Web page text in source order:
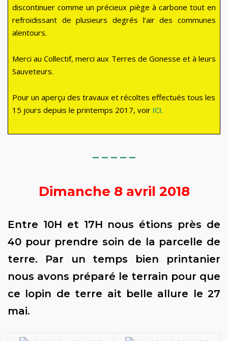
discontinuer comme un précieux piège à carbone tout en
refroidissant de plusieurs degrés l’air des communes
alentours.
Merci au Collectif, merci aux Terres de Gonesse et à leurs
Sauveteurs.
Pour un aperçu des travaux et récoltes effectués tous les
15 jours depuis le printemps 2017, voir ICI.
– – – – –
Dimanche 8 avril 2018
Entre 10H et 17H nous étions près de
40 pour prendre soin de la parcelle de
terre. Par un temps bien printanier
nous avons préparé le terrain pour que
ce lopin de terre ait belle allure le 27
mai.